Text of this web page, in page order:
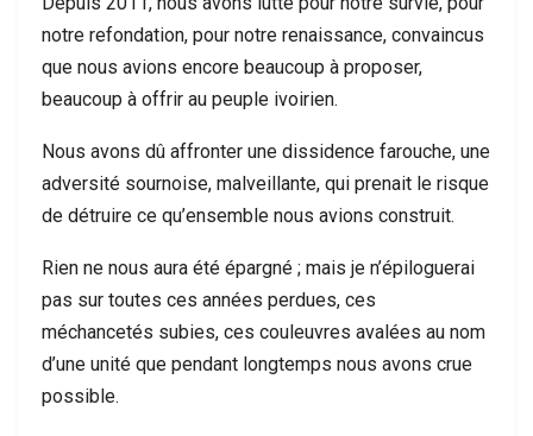
notre refondation, pour notre renaissance, convaincus
que nous avions encore beaucoup à proposer,
beaucoup à offrir au peuple ivoirien.
Nous avons dû affronter une dissidence farouche, une
adversité sournoise, malveillante, qui prenait le risque
de détruire ce qu’ensemble nous avions construit.
Rien ne nous aura été épargné ; mais je n’épiloguerai
pas sur toutes ces années perdues, ces
méchancetés subies, ces couleuvres avalées au nom
d’une unité que pendant longtemps nous avons crue
possible.